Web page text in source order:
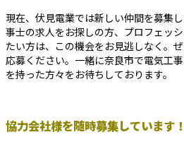
現在、伏見電業では新しい仲間を募集
事士の求人をお探しの方、プロフェッ
たい方は、この機会をお見逃しなく。
応募ください。一緒に奈良市で電気工
を持った方々をお待ちしております。
協力会社様を随時募集しています！